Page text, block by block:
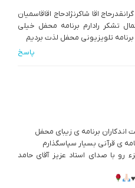
اقا شاکرنژادحاج اقاقاسمیان
تشکر رادارم برنامه محفل خیلی
برنامه تلویزیونی محفل لذت بردیم
پاسخ
برنامه ی زیبای محفل
ی قرآنی بسیار سپاسگذارم
میشم لطفا تلاوت هر ۳۰ جزء رو با صدای استاد عزیز آقای حامد
♥️